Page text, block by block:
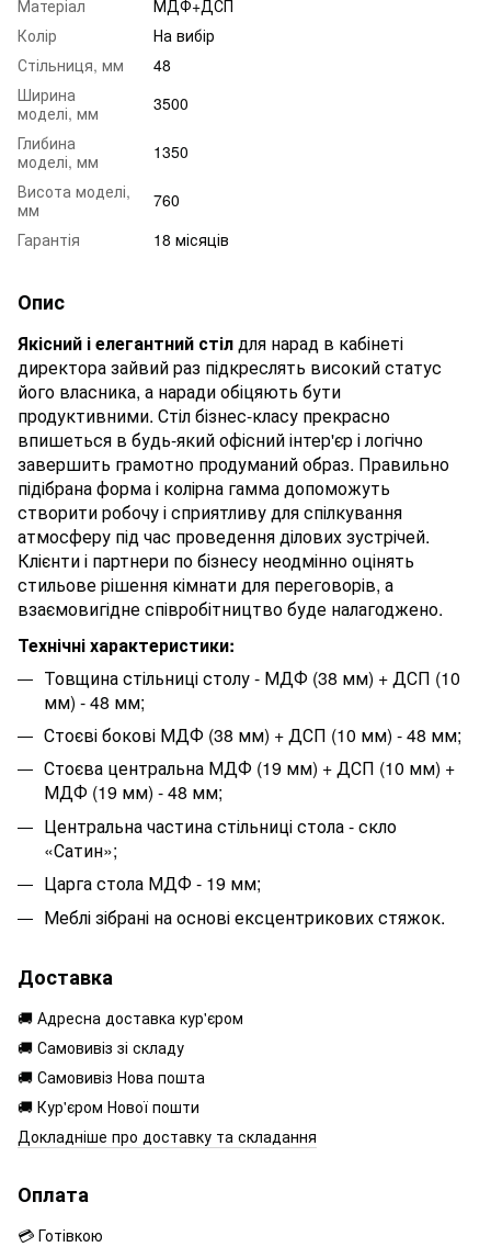
Матеріал
МДФ+ДСП
Колір
На вибір
Стільниця, мм
48
Ширина
моделі, мм
3500
Глибина
моделі, мм
1350
Висота моделі,
мм
760
Гарантія
18 місяців
Опис
Якісний і елегантний стілдля нарад в кабінеті
директора зайвий раз підкреслять високий статус
його власника, а наради обіцяють бути
продуктивними. Стіл бізнес-класу прекрасно
впишеться в будь-який офісний інтер'єр і логічно
завершить грамотно продуманий образ. Правильно
підібрана форма і колірна гамма допоможуть
створити робочу і сприятливу для спілкування
атмосферу під час проведення ділових зустрічей.
Клієнти і партнери по бізнесу неодмінно оцінять
стильове рішення кімнати для переговорів, а
взаємовигідне співробітництво буде налагоджено.
Технічні характеристики:
Товщина стільниці столу - МДФ (38 мм) + ДСП (10
мм) - 48 мм;
Стоєві бокові МДФ (38 мм) + ДСП (10 мм) - 48 мм;
Стоєва центральна МДФ (19 мм) + ДСП (10 мм) +
МДФ (19 мм) - 48 мм;
Центральна частина стільниці стола - скло
«Сатин»;
Царга стола МДФ - 19 мм;
Меблі зібрані на основі ексцентрикових стяжок.
Доставка
🚚 Адресна доставка кур'єром
🚚 Самовивіз зі складу
🚚 Самовивіз Нова пошта
🚚 Кур'єром Нової пошти
Докладніше про доставку та складання
Оплата
💳 Готівкою